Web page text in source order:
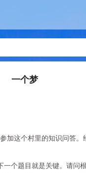
一个梦
加这个村里的知识问答
个题目就是关键。请问